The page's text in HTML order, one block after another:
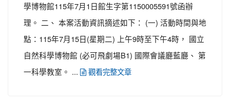
學博物館115年7月1日館生字第1150005591號函辦
理。 二、 本案活動資訊摘述如下： (一) 活動時間與地
點：115年7月15日(星期二) 上午9時至下午4時， 國立
自然科學博物館 (必可飛劇場B1) 國際會議廳藍廳、 第
一科學教室。 ...
觀看完整文章